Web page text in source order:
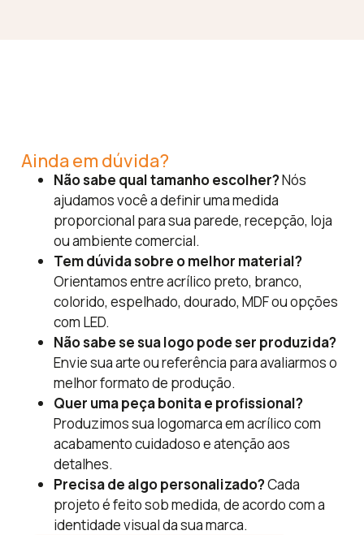
Ainda em dúvida?
Não sabe qual tamanho escolher?Nós
ajudamos você a definir uma medida
proporcional para sua parede, recepção, loja
ou ambiente comercial.
Tem dúvida sobre o melhor material?
Orientamos entre acrílico preto, branco,
colorido, espelhado, dourado, MDF ou opções
com LED.
Não sabe se sua logo pode ser produzida?
Envie sua arte ou referência para avaliarmos o
melhor formato de produção.
Quer uma peça bonita e profissional?
Produzimos sua logomarca em acrílico com
acabamento cuidadoso e atenção aos
detalhes.
Precisa de algo personalizado?Cada
projeto é feito sob medida, de acordo com a
identidade visual da sua marca.